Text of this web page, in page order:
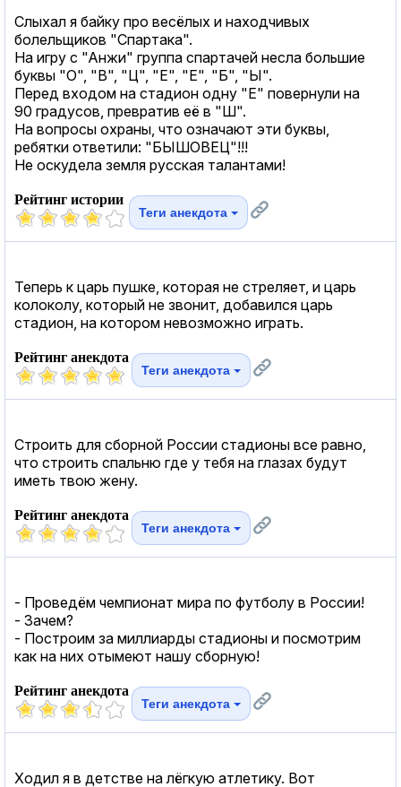
Слыхал я байку про весёлых и находчивых
болельщиков "Спартака".
На игру с "Анжи" группа спартачей несла большие
буквы "О", "В", "Ц", "Е", "Е", "Б", "Ы".
Перед входом на стадион одну "Е" повернули на
90 градусов, превратив её в "Ш".
На вопросы охраны, что означают эти буквы,
ребятки ответили: "БЫШОВЕЦ"!!!
Не оскудела земля русская талантами!
Рейтинг истории
Теги анекдота
Теперь к царь пушке, которая не стреляет, и царь
колоколу, который не звонит, добавился царь
стадион, на котором невозможно играть.
Рейтинг анекдота
Теги анекдота
Строить для сборной России стадионы все равно,
что строить спальню где у тебя на глазах будут
иметь твою жену.
Рейтинг анекдота
Теги анекдота
- Проведём чемпионат мира по футболу в России!
- Зачем?
- Построим за миллиарды стадионы и посмотрим
как на них отымеют нашу сборную!
Рейтинг анекдота
Теги анекдота
Ходил я в детстве на лёгкую атлетику. Вот